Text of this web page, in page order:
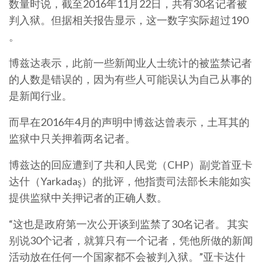
数量时说，截至2016年11月22日，共有30名记者被
判入狱。但据相关报告显示，这一数字实际超过190
。
博兹达表示，此前一些新闻业人士统计的被监禁记者
的人数是错误的，因为有些人可能误认为自己从事的
是新闻行业。
而早在2016年4月的声明中博兹达曾表示，土耳其的
监狱中只关押着两名记者。
博兹达的回应遭到了共和人民党（CHP）副党首亚卡
达什（Yarkadaş）的批评，他指责司法部长未能如实
提供监狱中关押记者的正确人数。
“这也是政府第一次公开谈到监禁了30名记者。 其实
别说30个记者，就算只有一个记者，凭他所做的新闻
活动放在任何一个国家都不会被判入狱。”亚卡达什